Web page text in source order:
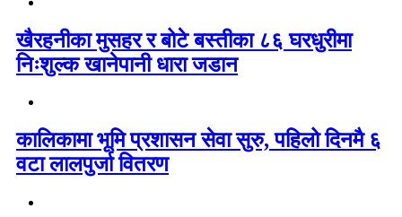
खैरहनीका मुसहर र बोटे बस्तीका ८६ घरधुरीमा
निःशुल्क खानेपानी धारा जडान
कालिकामा भूमि प्रशासन सेवा सुरु, पहिलो दिनमै ६
वटा लालपुर्जा वितरण